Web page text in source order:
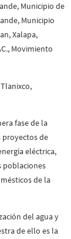
Municipio de
Municipio
Xalapa,
Movimiento
fase de la
proyectos de
eléctrica,
poblaciones
de la
del agua y
de ello es la